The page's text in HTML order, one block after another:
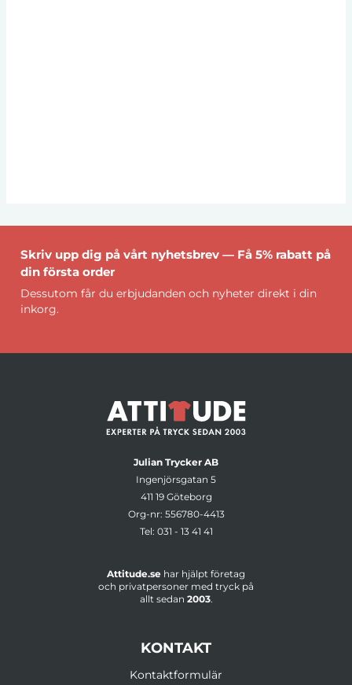
Skriv upp dig på vårt nyhetsbrev — Få 5% rabatt på
din första order
Dessutom får du erbjudanden och nyheter direkt i din
inkorg.
Julian Trycker AB
Ingenjörsgatan 5
411 19 Göteborg
Org-nr: 556780-4413
Tel: 031 - 13 41 41
Attitude.se har hjälpt företag
och privatpersoner med tryck på
allt sedan 2003.
KONTAKT
Kontaktformulär